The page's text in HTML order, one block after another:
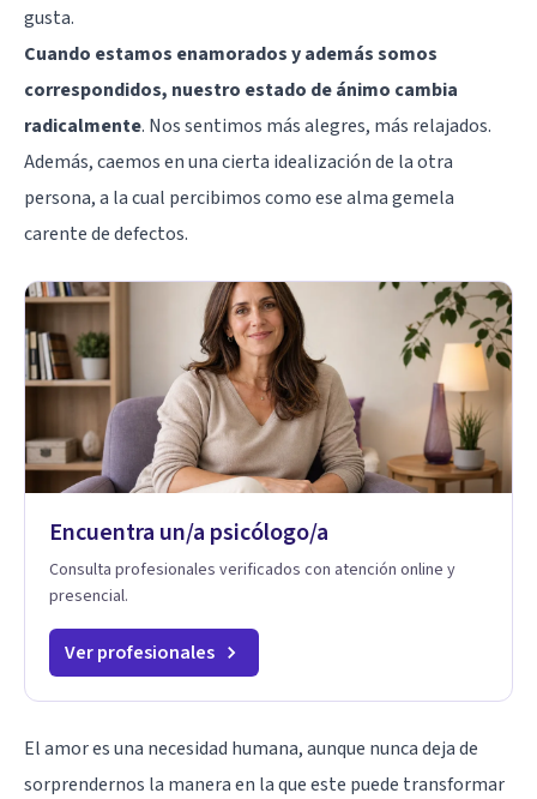
gusta.
Cuando estamos enamorados y además somos
correspondidos, nuestro estado de ánimo cambia
radicalmente. Nos sentimos más alegres, más relajados.
Además, caemos en una cierta idealización de la otra
persona, a la cual percibimos como ese alma gemela
carente de defectos.
Encuentra un/a psicólogo/a
Consulta profesionales verificados con atención online y
presencial.
Ver profesionales
El amor es una necesidad humana, aunque nunca deja de
sorprendernos la manera en la que este puede transformar